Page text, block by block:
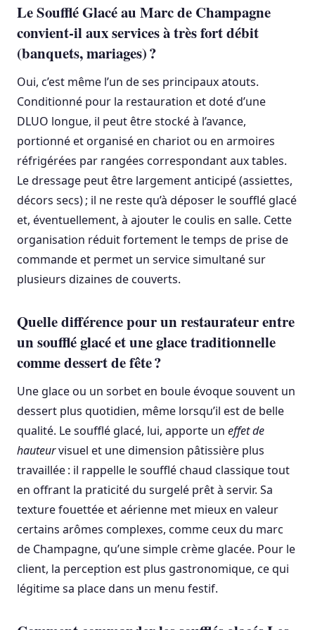
Le Soufflé Glacé au Marc de Champagne
convient‑il aux services à très fort débit
(banquets, mariages) ?
Oui, c’est même l’un de ses principaux atouts.
Conditionné pour la restauration et doté d’une
DLUO longue, il peut être stocké à l’avance,
portionné et organisé en chariot ou en armoires
réfrigérées par rangées correspondant aux tables.
Le dressage peut être largement anticipé (assiettes,
décors secs) ; il ne reste qu’à déposer le soufflé glacé
et, éventuellement, à ajouter le coulis en salle. Cette
organisation réduit fortement le temps de prise de
commande et permet un service simultané sur
plusieurs dizaines de couverts.
Quelle différence pour un restaurateur entre
un soufflé glacé et une glace traditionnelle
comme dessert de fête ?
Une glace ou un sorbet en boule évoque souvent un
dessert plus quotidien, même lorsqu’il est de belle
qualité. Le soufflé glacé, lui, apporte un effet de
hauteurvisuel et une dimension pâtissière plus
travaillée : il rappelle le soufflé chaud classique tout
en offrant la praticité du surgelé prêt à servir. Sa
texture fouettée et aérienne met mieux en valeur
certains arômes complexes, comme ceux du marc
de Champagne, qu’une simple crème glacée. Pour le
client, la perception est plus gastronomique, ce qui
légitime sa place dans un menu festif.